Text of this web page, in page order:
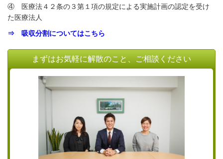
④ 医療法４２条の３第１項の規定による実施計画の認定を受け
た医療法人
⇒ 吸収分割についてはこちら
まずはお気軽に解散のこと、ご相談ください